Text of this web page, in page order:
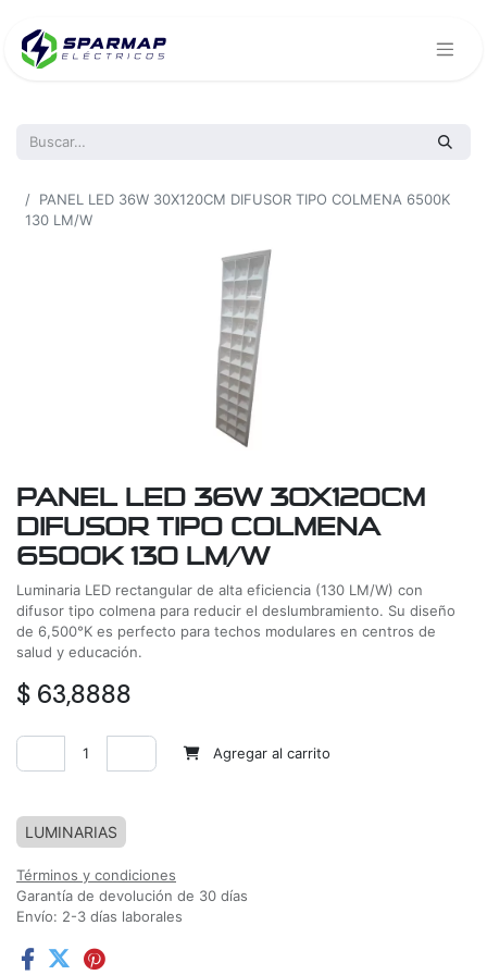
PANEL LED 36W 30X120CM DIFUSOR TIPO COLMENA 6500K
130 LM/W
PANEL LED 36W 30X120CM
DIFUSOR TIPO COLMENA
6500K 130 LM/W
Luminaria LED rectangular de alta eficiencia (130 LM/W) con
difusor tipo colmena para reducir el deslumbramiento. Su diseño
de 6,500°K es perfecto para techos modulares en centros de
salud y educación.
$ 63,8888
Agregar al carrito
LUMINARIAS
Términos y condiciones
Garantía de devolución de 30 días
Envío: 2-3 días laborales